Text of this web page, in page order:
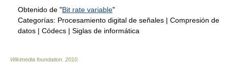
Obtenido de "Bit rate variable"
Categorías: Procesamiento digital de señales | Compresión de
datos | Códecs | Siglas de informática
Wikimedia foundation 2010